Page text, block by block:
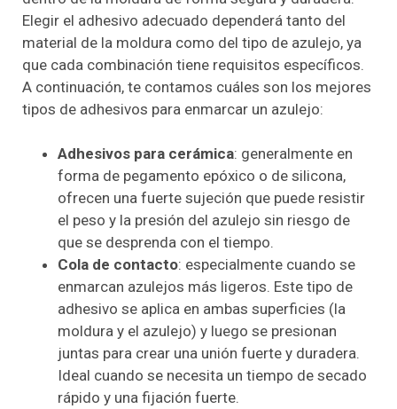
Elegir el adhesivo adecuado dependerá tanto del
material de la moldura como del tipo de azulejo, ya
que cada combinación tiene requisitos específicos.
A continuación, te contamos cuáles son los mejores
tipos de adhesivos para enmarcar un azulejo:
Adhesivos para cerámica: generalmente en
forma de pegamento epóxico o de silicona,
ofrecen una fuerte sujeción que puede resistir
el peso y la presión del azulejo sin riesgo de
que se desprenda con el tiempo.
Cola de contacto: especialmente cuando se
enmarcan azulejos más ligeros. Este tipo de
adhesivo se aplica en ambas superficies (la
moldura y el azulejo) y luego se presionan
juntas para crear una unión fuerte y duradera.
Ideal cuando se necesita un tiempo de secado
rápido y una fijación fuerte.